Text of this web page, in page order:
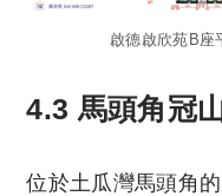
啟德啟欣苑B座
4.3 馬頭角冠
位於土瓜灣馬頭角